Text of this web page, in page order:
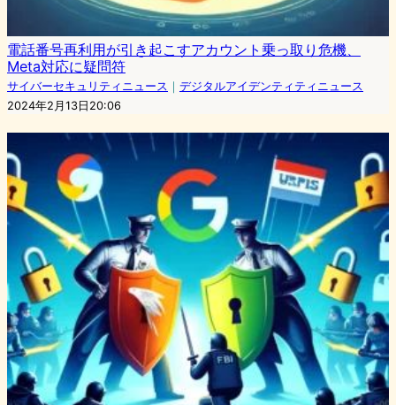
電話番号再利用が引き起こすアカウント乗っ取り危機、
Meta対応に疑問符
サイバーセキュリティニュース ｜ デジタルアイデンティティニュース
2024年2月13日20:06